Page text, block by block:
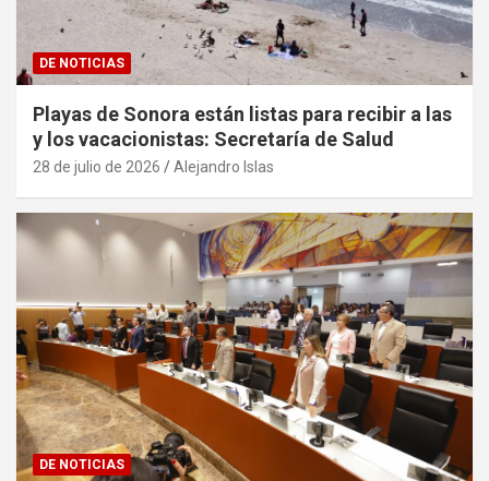
DE NOTICIAS
Playas de Sonora están listas para recibir a las
y los vacacionistas: Secretaría de Salud
28 de julio de 2026 Alejandro Islas
DE NOTICIAS